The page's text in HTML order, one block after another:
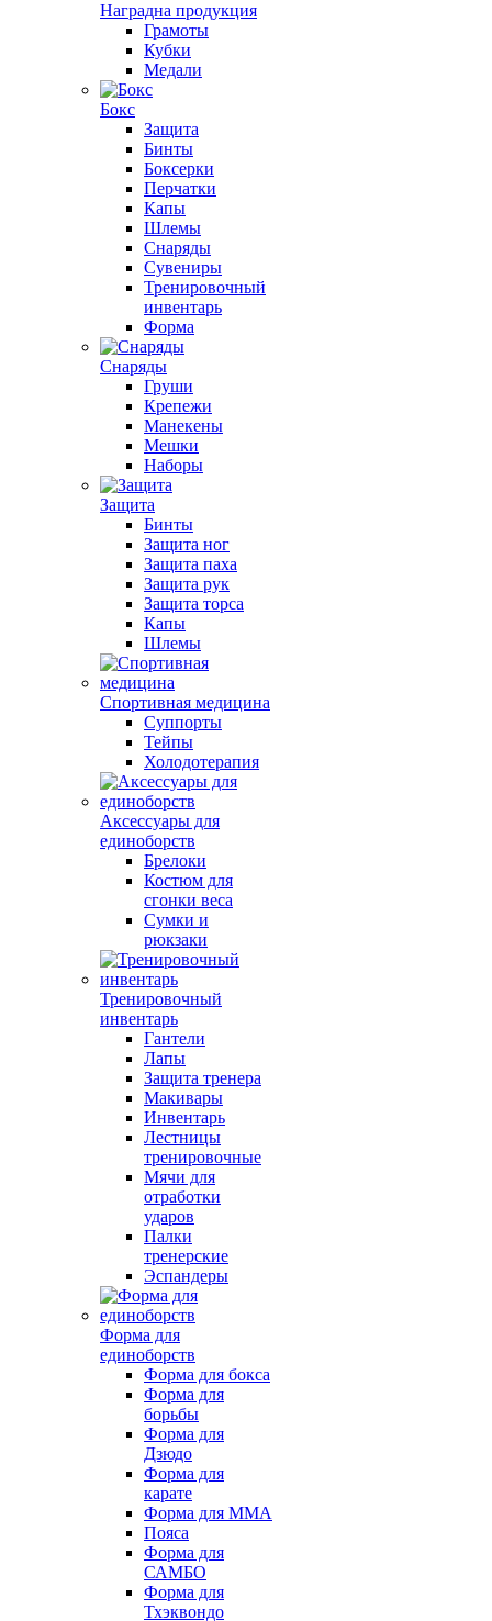
Наградна продукция
Грамоты
Кубки
Медали
Бокс
Защита
Бинты
Боксерки
Перчатки
Капы
Шлемы
Снаряды
Сувениры
Тренировочный
инвентарь
Форма
Снаряды
Груши
Крепежи
Манекены
Мешки
Наборы
Защита
Бинты
Защита ног
Защита паха
Защита рук
Защита торса
Капы
Шлемы
Спортивная медицина
Суппорты
Тейпы
Холодотерапия
Аксессуары для
единоборств
Брелоки
Костюм для
сгонки веса
Сумки и
рюкзаки
Тренировочный
инвентарь
Гантели
Лапы
Защита тренера
Макивары
Инвентарь
Лестницы
тренировочные
Мячи для
отработки
ударов
Палки
тренерские
Эспандеры
Форма для
единоборств
Форма для бокса
Форма для
борьбы
Форма для
Дзюдо
Форма для
карате
Форма для MMA
Пояса
Форма для
САМБО
Форма для
Тхэквондо